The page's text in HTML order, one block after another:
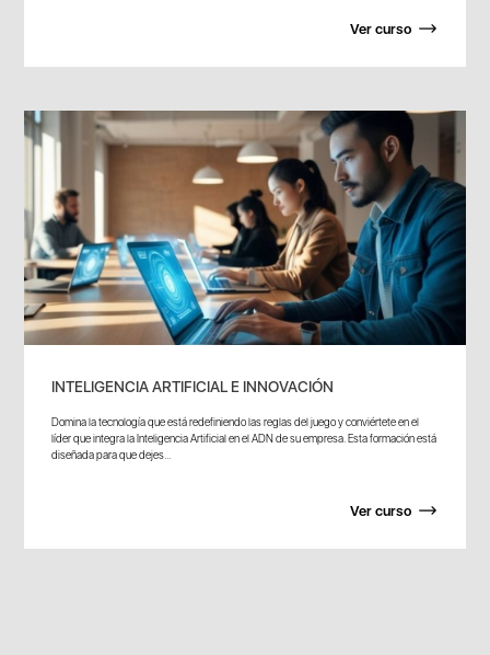
Ver curso
INTELIGENCIA ARTIFICIAL E INNOVACIÓN
Domina la tecnología que está redefiniendo las reglas del juego y conviértete en el
líder que integra la Inteligencia Artificial en el ADN de su empresa. Esta formación está
diseñada para que dejes...
Ver curso